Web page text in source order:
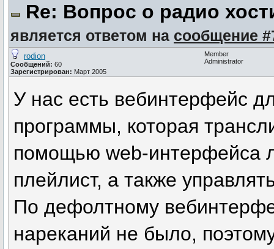
Re: Вопрос о радио
является ответом на сообщение
rodion
Сообщений: 60
Зарегистрирован: Март 2005
Member
Administrator
У нас есть вебинтерфейс
программы, которая
помощью web-интерфейса
плейлист, а также
По дефолтному
нареканий не было,